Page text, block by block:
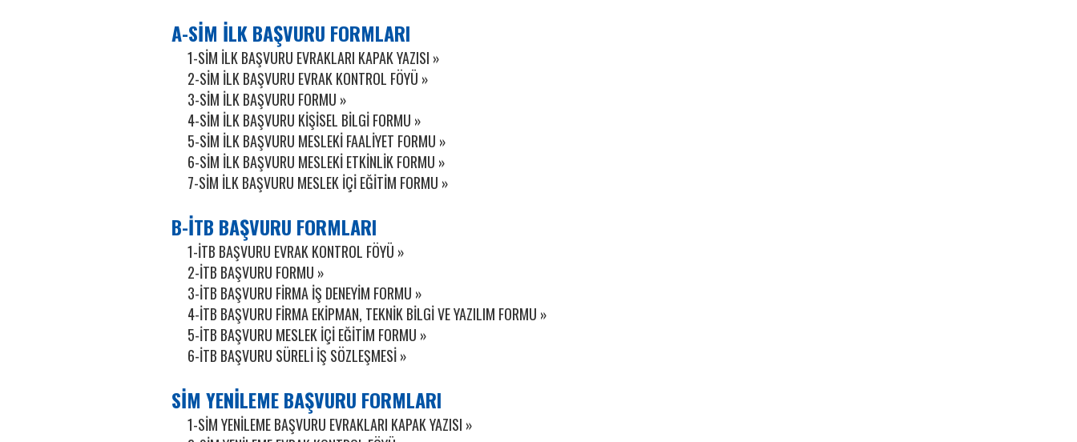
A-SİM İLK BAŞVURU FORMLARI
1-SİM İLK BAŞVURU EVRAKLARI KAPAK YAZISI »
2-SİM İLK BAŞVURU EVRAK KONTROL FÖYÜ »
3-SİM İLK BAŞVURU FORMU »
4-SİM İLK BAŞVURU KİŞİSEL BİLGİ FORMU »
5-SİM İLK BAŞVURU MESLEKİ FAALİYET FORMU »
6-SİM İLK BAŞVURU MESLEKİ ETKİNLİK FORMU »
7-SİM İLK BAŞVURU MESLEK İÇİ EĞİTİM FORMU »
B-İTB BAŞVURU FORMLARI
1-İTB BAŞVURU EVRAK KONTROL FÖYÜ »
2-İTB BAŞVURU FORMU »
3-İTB BAŞVURU FİRMA İŞ DENEYİM FORMU »
4-İTB BAŞVURU FİRMA EKİPMAN, TEKNİK BİLGİ VE YAZILIM FORMU »
5-İTB BAŞVURU MESLEK İÇİ EĞİTİM FORMU »
6-İTB BAŞVURU SÜRELİ İŞ SÖZLEŞMESİ »
SİM YENİLEME BAŞVURU FORMLARI
1-SİM YENİLEME BAŞVURU EVRAKLARI KAPAK YAZISI »